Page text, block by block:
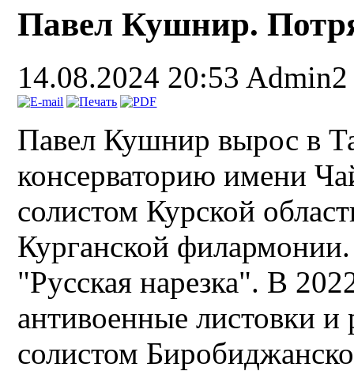
Павел Кушнир.
14.08.2024 20:53 Admin2
Павел Кушнир вырос в
консерваторию имени
солистом Курской
Курганской
"Русская нарезка". В
антивоенные листовки и
солистом